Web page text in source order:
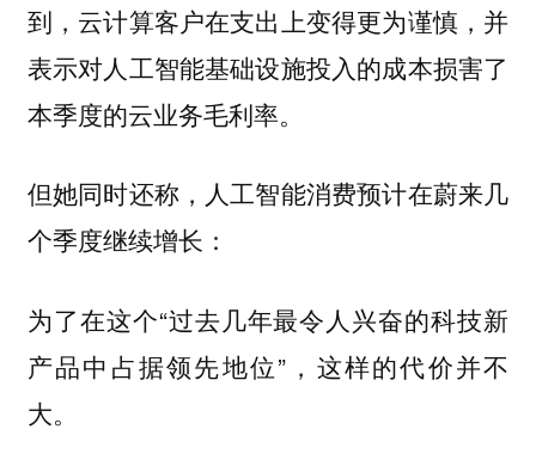
到，云计算客户在支出上变得更为谨慎，并
表示对人工智能基础设施投入的成本损害了
本季度的云业务毛利率。
但她同时还称，人工智能消费预计在蔚来几
个季度继续增长：
为了在这个“过去几年最令人兴奋的科技新
产品中占据领先地位”，这样的代价并不
大。